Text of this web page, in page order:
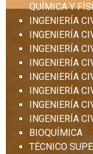
QUÍMICA Y
INGENIERÍA
INGENIERÍA
INGENIERÍA
INGENIERÍA
INGENIERÍA
INGENIERÍA
INGENIERÍA
INGENIERÍA
BIOQUÍMICA
TÉCNICO